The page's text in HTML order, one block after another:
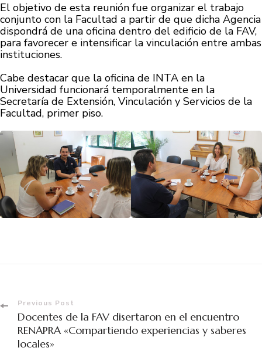
El objetivo de esta reunión fue organizar el trabajo
conjunto con la Facultad a partir de que dicha Agencia
dispondrá de una oficina dentro del edificio de la FAV,
para favorecer e intensificar la vinculación entre ambas
instituciones.
Cabe destacar que la oficina de INTA en la
Universidad funcionará temporalmente en la
Secretaría de Extensión, Vinculación y Servicios de la
Facultad, primer piso.
Previous Post
Docentes de la FAV disertaron en el encuentro
RENAPRA «Compartiendo experiencias y saberes
locales»